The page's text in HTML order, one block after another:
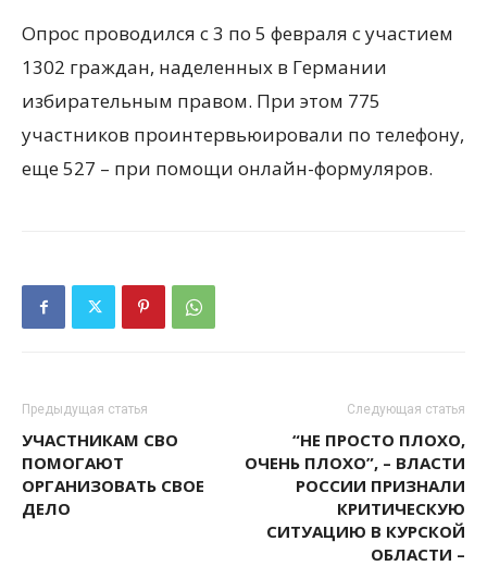
Опрос проводился с 3 по 5 февраля с участием
1302 граждан, наделенных в Германии
избирательным правом. При этом 775
участников проинтервьюировали по телефону,
еще 527 – при помощи онлайн-формуляров.
Предыдущая статья
УЧАСТНИКАМ СВО
ПОМОГАЮТ
ОРГАНИЗОВАТЬ СВОЕ
ДЕЛО
Следующая статья
“НЕ ПРОСТО ПЛОХО,
ОЧЕНЬ ПЛОХО”, – ВЛАСТИ
РОССИИ ПРИЗНАЛИ
КРИТИЧЕСКУЮ
СИТУАЦИЮ В КУРСКОЙ
ОБЛАСТИ –